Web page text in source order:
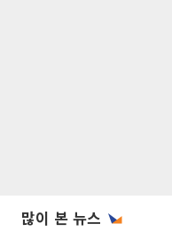
많이 본 뉴스